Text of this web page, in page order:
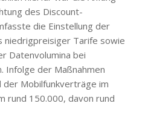
des Discount-
die Einstellung der
niedrigpreisiger Tarife sowie
Datenvolumina bei
Infolge der Maßnahmen
Mobilfunkverträge im
rund 150.000, davon rund